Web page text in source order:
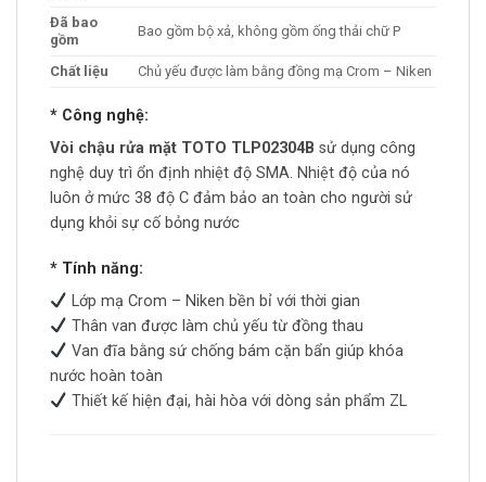
Đã bao
gồm
Bao gồm bộ xả, không gồm ống thải chữ P
Chất liệu Chủ yếu được làm bằng đồng mạ Crom – Niken
* Công nghệ:
Vòi chậu rửa mặt TOTO TLP02304B sử dụng công
nghệ duy trì ổn định nhiệt độ SMA. Nhiệt độ của nó
luôn ở mức 38 độ C đảm bảo an toàn cho người sử
dụng khỏi sự cố bỏng nước
* Tính năng:
Lớp mạ Crom – Niken bền bỉ với thời gian
Thân van được làm chủ yếu từ đồng thau
Van đĩa bằng sứ chống bám cặn bẩn giúp khóa
nước hoàn toàn
Thiết kế hiện đại, hài hòa với dòng sản phẩm ZL